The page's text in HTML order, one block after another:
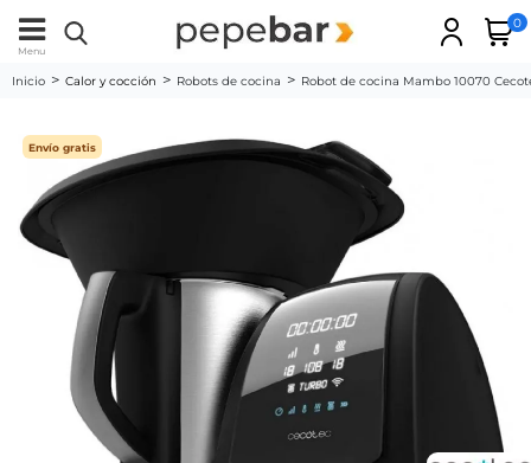
Menu
0
Inicio Calor y cocción Robots de cocina Robot de cocina Mambo 10070
Envío gratis